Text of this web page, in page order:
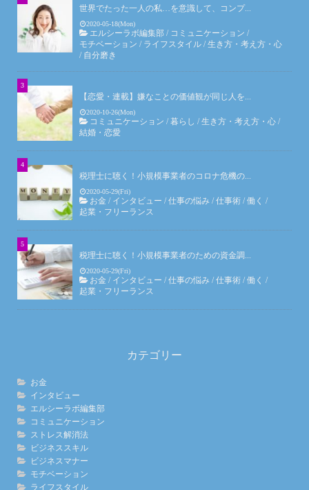
世界でたった一人の私…を意識して、コンプ...
2020-05-18(Mon)
エルシーラボ編集部 / コミュニケーション /
モチベーション / ライフスタイル /生き方・考え方・心
/ 自分磨き
【恋愛・連載】嫌なことの価値観が同じ人を...
2020-10-26(Mon)
コミュニケーション /暮らし /生き方・考え方・心 /
結婚・恋愛
税理士に聴く！小規模事業者のコロナ危機の...
2020-05-29(Fri)
お金 / インタビュー /仕事の悩み /仕事術 /働く /
起業・フリーランス
税理士に聴く！小規模事業者のための資金調...
2020-05-29(Fri)
お金 / インタビュー /仕事の悩み /仕事術 /働く /
起業・フリーランス
カテゴリー
お金
インタビュー
エルシーラボ編集部
コミュニケーション
ストレス解消法
ビジネススキル
ビジネスマナー
モチベーション
ライフスタイル